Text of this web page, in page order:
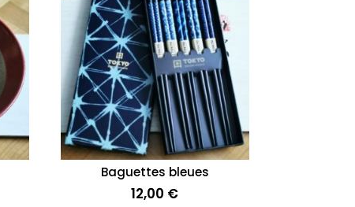
Baguettes bleues
12,00 €